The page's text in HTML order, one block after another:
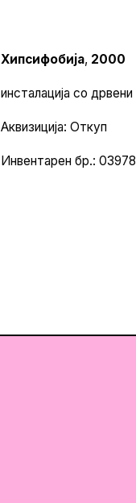
Хипсифобија, 2000
инсталација со
Аквизиција: Откуп
Инвентарен бр.: 03978